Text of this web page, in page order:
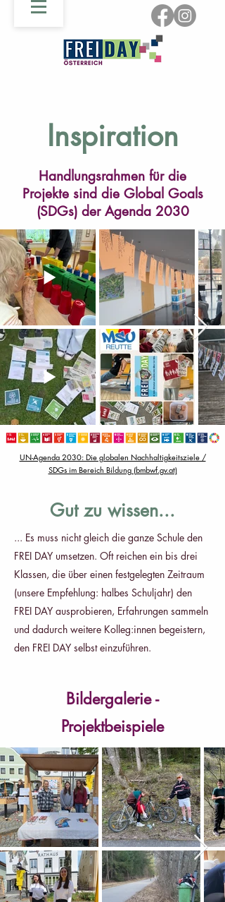
Inspiration
Handlungsrahmen für die
Projekte sind die Global Goals
(SDGs) der Agenda 2030
UN-Agenda 2030: Die globalen Nachhaltigkeitsziele /
SDGs im Bereich Bildung (bmbwf.gv.at)
Gut zu wissen...
... Es muss nicht gleich die ganze Schule den
FREI DAY umsetzen. Oft reichen ein bis drei
Klassen, die über einen festgelegten Zeitraum
(unsere Empfehlung: halbes Schuljahr) den
FREI DAY ausprobieren, Erfahrungen sammeln
und dadurch weitere Kolleg:innen begeistern,
den FREI DAY selbst einzuführen.
Bildergalerie -
Projektbeispiele